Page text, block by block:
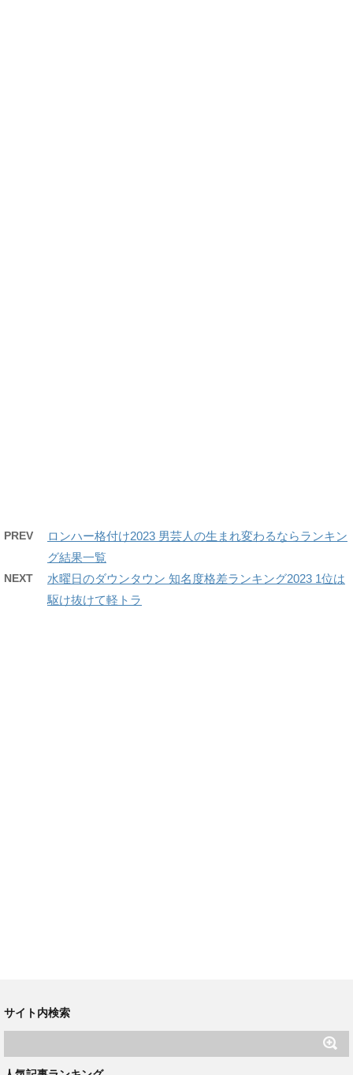
PREV
ロンハー格付け2023 男芸人の生まれ変わるならランキン
グ結果一覧
NEXT
水曜日のダウンタウン 知名度格差ランキング2023 1位は
駆け抜けて軽トラ
サイト内検索